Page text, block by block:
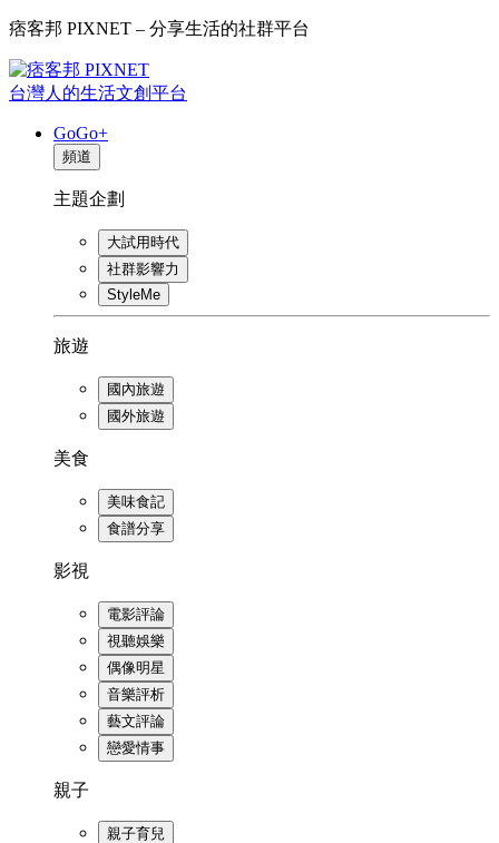
痞客邦 PIXNET – 分享生活的社群平台
台灣人的生活文創平台
GoGo+
頻道
主題企劃
大試用時代
社群影響力
StyleMe
旅遊
國內旅遊
國外旅遊
美食
美味食記
食譜分享
影視
電影評論
視聽娛樂
偶像明星
音樂評析
藝文評論
戀愛情事
親子
親子育兒